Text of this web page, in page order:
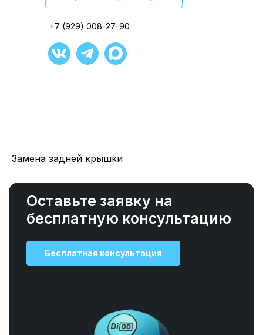
+7 (929) 008-27-90
+7 (929) 008-27-90
+7 (929) 008-27-90
+7 (929) 008-27-90
+7 (929) 008-27-90
Замена задней крышки
Оставьте заявку на
бесплатную консультацию
Бесплатная консультация